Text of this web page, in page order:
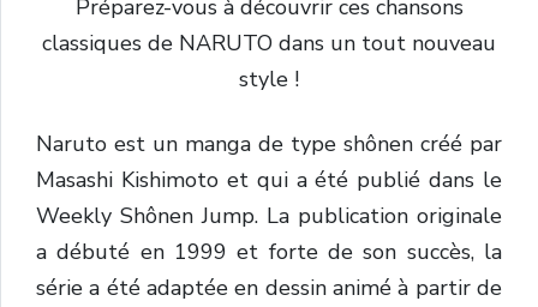
Préparez-vous à découvrir ces chansons
classiques de NARUTO dans un tout nouveau
style !
Naruto est un manga de type shônen créé par
Masashi Kishimoto et qui a été publié dans le
Weekly Shônen Jump. La publication originale
a débuté en 1999 et forte de son succès, la
série a été adaptée en dessin animé à partir de